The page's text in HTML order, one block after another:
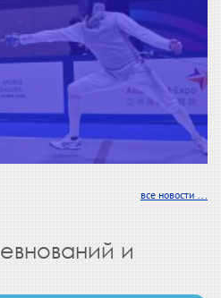
все новости ...
и